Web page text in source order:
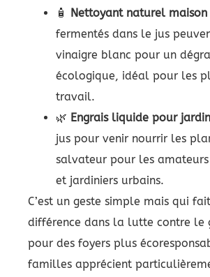
🧴 Nettoyant naturel maison
fermentés dans le jus
vinaigre blanc pour un
écologique, idéal pour les
travail.
🌿 Engrais liquide pour
jus pour venir nourrir les
salvateur pour les
et jardiniers urbains.
C’est un geste simple mais qui
différence dans la lutte contre le
pour des foyers plus
familles apprécient